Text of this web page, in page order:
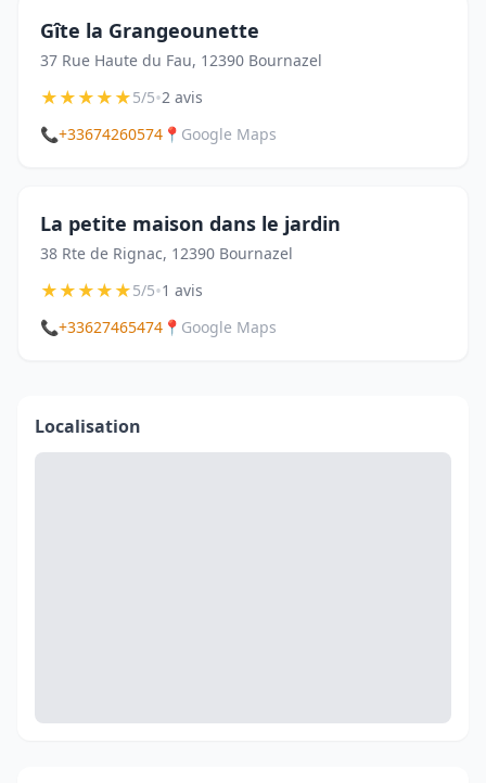
Gîte la Grangeounette
37 Rue Haute du Fau, 12390 Bournazel
★★★★★5/5•2 avis
📞+33674260574 📍 Google Maps
La petite maison dans le jardin
38 Rte de Rignac, 12390 Bournazel
★★★★★5/5•1 avis
📞+33627465474 📍 Google Maps
Localisation